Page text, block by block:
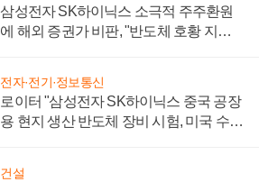
삼성전자 SK하이닉스 소극적 주주환원
에 해외 증권가 비판, "반도체 호황 지속
전자·전기·정보통신
로이터 "삼성전자 SK하이닉스 중국 공장
용 현지 생산 반도체 장비 시험, 미국 수출
건설